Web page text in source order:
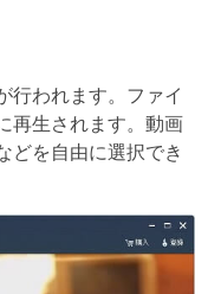
行われます。ファイ
再生されます。動画
どを自由に選択でき